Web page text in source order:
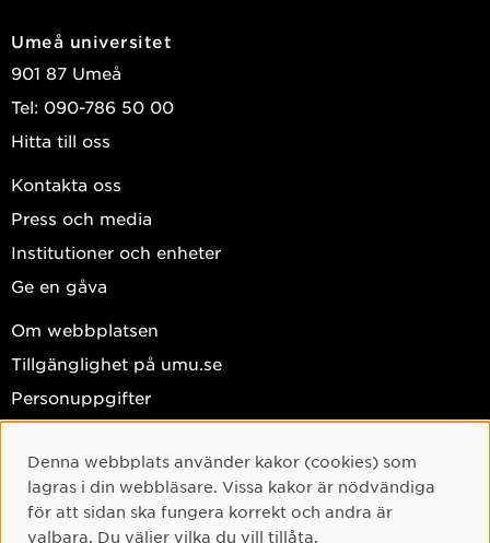
Umeå universitet
901 87 Umeå
Tel: 090-786 50 00
Hitta till oss
Kontakta oss
Press och media
Institutioner och enheter
Ge en gåva
Om webbplatsen
Tillgänglighet på umu.se
Personuppgifter
Facebook
Instagram
Cookie-samtycke
Denna webbplats använder kakor (cookies) som
lagras i din webbläsare. Vissa kakor är nödvändiga
för att sidan ska fungera korrekt och andra är
valbara. Du väljer vilka du vill tillåta.